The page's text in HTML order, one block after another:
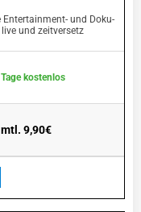
und Doku-
live und zeitversetz
kostenlos
mtl. 9,90€